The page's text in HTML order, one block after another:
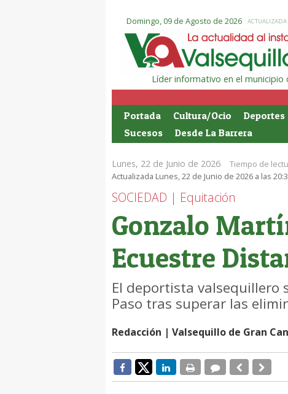
Domingo, 09 de Agosto de 2026 ACTUALIZADA
Líder informativo en el municipio
Portada Cultura/Ocio Deportes
Sucesos
Desde La Barrera
Lunes, 22 de Junio de 2026 Tiempo de
Actualizada Lunes, 22 de Junio de 2026 a las
SOCIEDAD | Equitación
Gonzalo
Ecuestre
El deportista valsequillero
Paso tras superar las
Redacción | Valsequillo de Gran